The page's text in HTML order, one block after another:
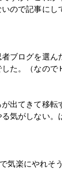
ので記事にし
ブログを選ん
た。（なので
出てきて移転
気がしない。
楽にやれそ